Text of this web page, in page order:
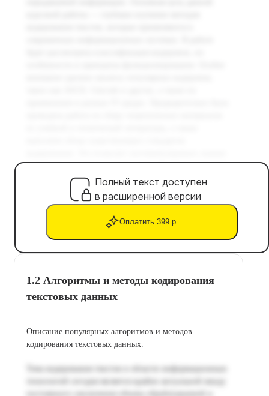
Полный текст доступен
в расширенной версии
Оплатить 399 р.
1.2 Алгоритмы и методы кодирования
текстовых данных
Описание популярных алгоритмов и методов
кодирования текстовых данных.